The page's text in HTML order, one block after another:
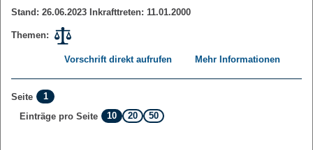
Stand: 26.06.2023 Inkrafttreten: 11.01.2000
Themen:
Vorschrift direkt aufrufen Mehr Informationen
Seite
1
Einträge pro Seite
10 20 50